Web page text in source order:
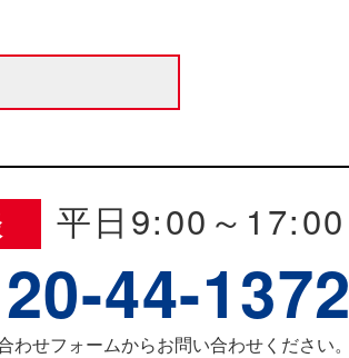
平日9:00～17:00
44-1372
わせフォームからお問い合わせください。